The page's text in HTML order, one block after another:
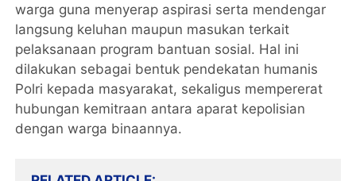
warga guna menyerap aspirasi serta mendengar
langsung keluhan maupun masukan terkait
pelaksanaan program bantuan sosial. Hal ini
dilakukan sebagai bentuk pendekatan humanis
Polri kepada masyarakat, sekaligus mempererat
hubungan kemitraan antara aparat kepolisian
dengan warga binaannya.